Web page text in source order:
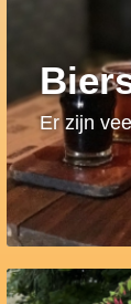
Er zijn